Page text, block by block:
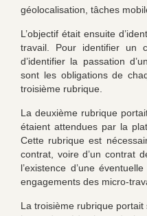
géolocalisation, tâches
L’objectif était ensuite
travail. Pour identifier un
d’identifier la passation
sont les obligations de
troisième rubrique.
La deuxième rubrique
étaient attendues par la
Cette rubrique est
contrat, voire d’un contrat
l’existence d’une
engagements des micro-
La troisième rubrique